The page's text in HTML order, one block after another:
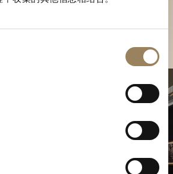
店探索品牌系列
寻找精品店